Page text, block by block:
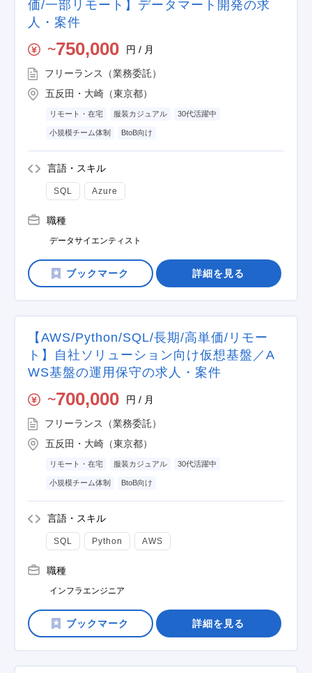
価/一部リモート】データマート開発の求
人・案件
〜750,000 円 / 月
フリーランス（業務委託）
五反田・大崎（東京都）
リモート・在宅 服装カジュアル 30代活躍中
小規模チーム体制 BtoB向け
言語・スキル
SQL Azure
職種
データサイエンティスト
詳細を見る
【AWS/Python/SQL/長期/高単価/リモー
ト】自社ソリューション向け仮想基盤／A
WS基盤の運用保守の求人・案件
〜700,000 円 / 月
フリーランス（業務委託）
五反田・大崎（東京都）
リモート・在宅 服装カジュアル 30代活躍中
小規模チーム体制 BtoB向け
言語・スキル
SQL Python AWS
職種
インフラエンジニア
詳細を見る